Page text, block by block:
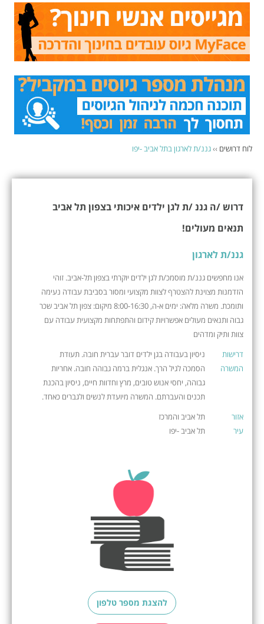
לוח דרושים ››גננ/ת לארגון בתל אביב -יפו
דרוש /ה גננ /ת לגן ילדים איכותי בצפון תל אביב
תנאים מעולים!
גננ/ת לארגון
אנו מחפשים גננ/ת מוסמכ/ת לגן ילדים יוקרתי בצפון תל-אביב. זוהי
הזדמנות מצוינת להצטרף לצוות מקצועי ומסור בסביבת עבודה נעימה
ותומכת. משרה מלאה: ימים א-ה, 8:00-16:30 מיקום: צפון תל אביב שכר
גבוה ותנאים מעולים אפשרויות קידום והתפתחות מקצועית עבודה עם
צוות ותיק ומדהים
דרישות
המשרה
ניסיון בעבודה בגן ילדים דובר עברית חובה. תעודת
הסמכה לגיל הרך. אנגלית ברמה גבוהה חובה. אחריות
גבוהה, יחסי אנוש טובים, מרץ וחדוות חיים, ניסיון בהכנת
תכנים והעברתם. המשרה מיועדת לנשים ולגברים כאחד.
אזור
תל אביב והמרכז
עיר
תל אביב -יפו
להצגת מספר טלפון